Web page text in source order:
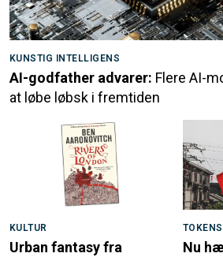
KUNSTIG INTELLIGENS
AI-godfather advarer: Flere AI-
at løbe løbsk i fremtiden
KULTUR
Urban fantasy fra
TOKENS
Nu